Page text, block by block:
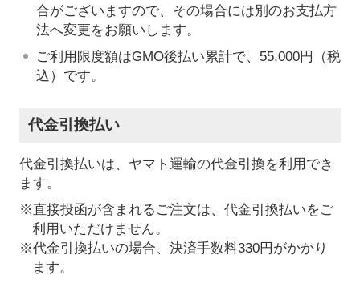
合がございますので、その場合には別のお支払方
法へ変更をお願いします。
ご利用限度額はGMO後払い累計で、55,000円（税
込）です。
代金引換払い
代金引換払いは、ヤマト運輸の代金引換を利用でき
ます。
※直接投函が含まれるご注文は、代金引換払いをご
利用いただけません。
※代金引換払いの場合、決済手数料330円がかかり
ます。